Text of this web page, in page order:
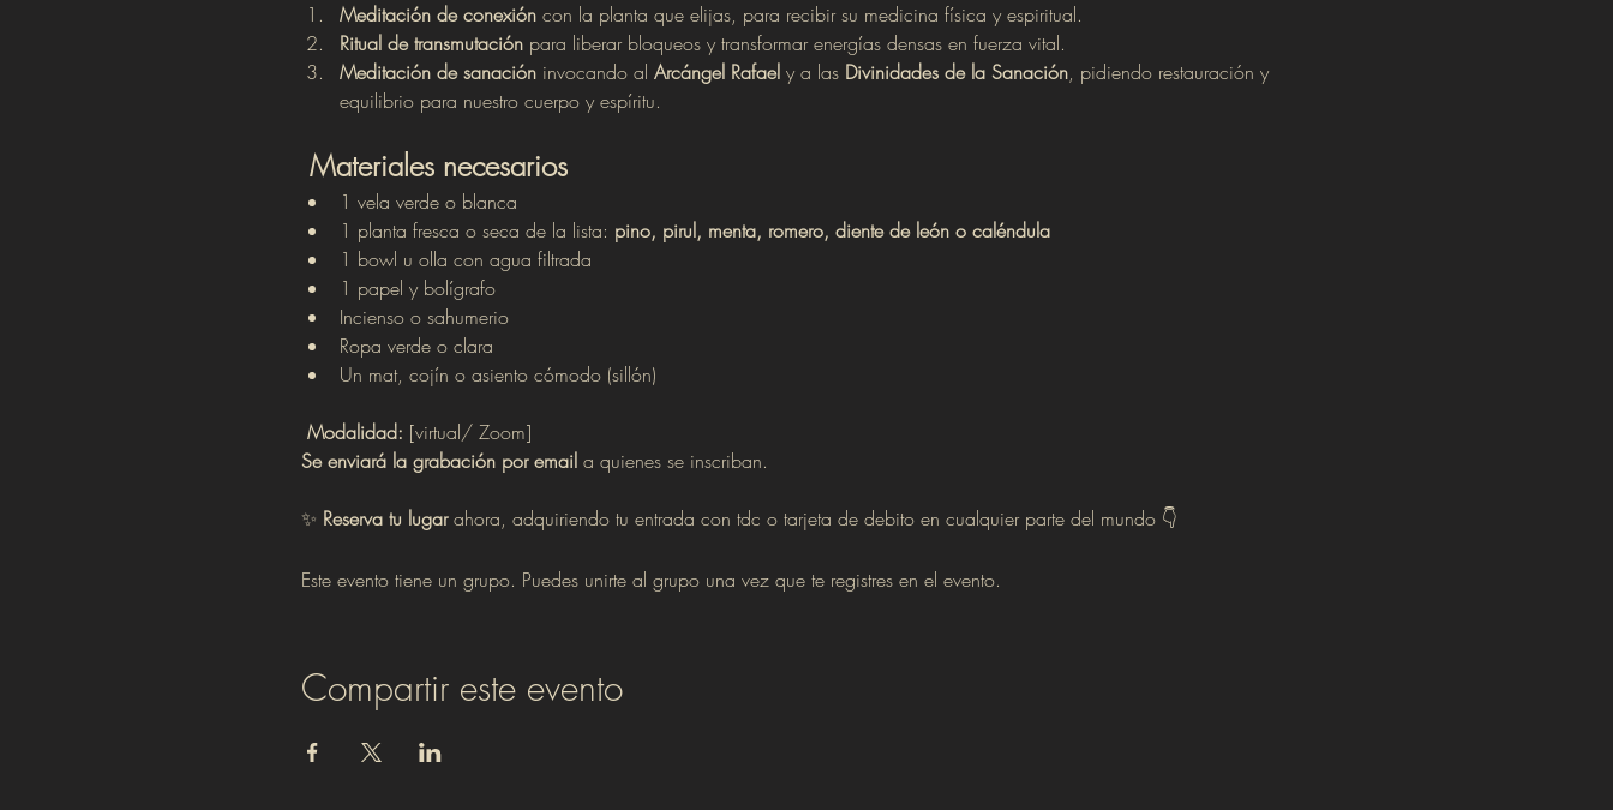
Meditación de conexión con la planta que elijas, para recibir su medicina física y espiritual.
Ritual de transmutación para liberar bloqueos y transformar energías densas en fuerza vital.
Meditación de sanación invocando al Arcángel Rafael y a las Divinidades de la Sanación, pidiendo restauración y
equilibrio para nuestro cuerpo y espíritu.
Materiales necesarios
1 vela verde o blanca
1 planta fresca o seca de la lista: pino, pirul, menta, romero, diente de león o caléndula
1 bowl u olla con agua filtrada
1 papel y bolígrafo
Incienso o sahumerio
Ropa verde o clara
Un mat, cojín o asiento cómodo (sillón)
Modalidad: [virtual/ Zoom]
Se enviará la grabación por email a quienes se inscriban.
✨ Reserva tu lugar ahora, adquiriendo tu entrada con tdc o tarjeta de debito en cualquier parte del mundo 👇
Este evento tiene un grupo. Puedes unirte al grupo una vez que te registres en el evento.
Compartir este evento